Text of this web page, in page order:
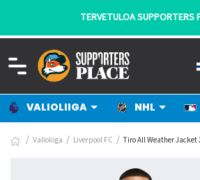
TERVETULOA SUPPORTERS
VALIOLIIGA NHL
Valioliiga Liverpool FC Tiro All Weather Jacket